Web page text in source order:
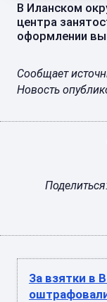
В Иланском
центра
оформлении
Сообщает
Новость
За взятки в